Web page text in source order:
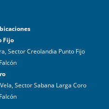
Fijo
Sector Creolandia Punto Fijo
Sector Sabana Larga Coro